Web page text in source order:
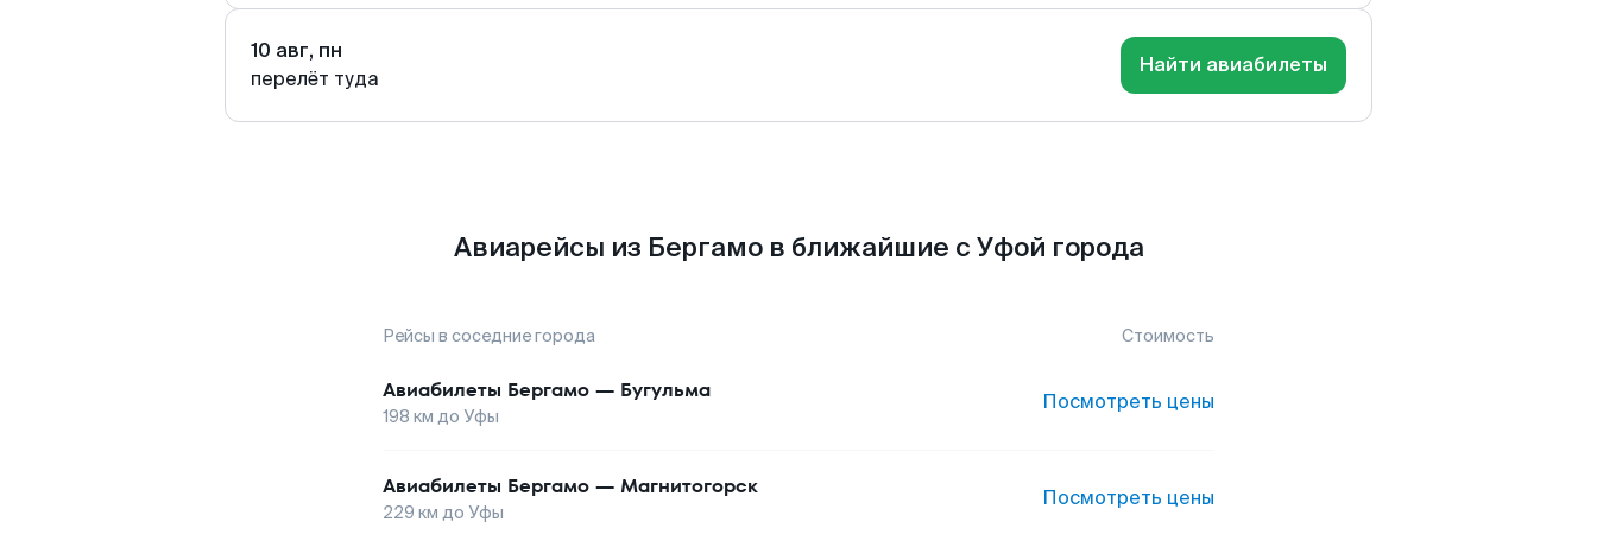
10 авг, пн
перелёт туда
Найти авиабилеты
Авиарейсы из Бергамо в ближайшие с Уфой города
Рейсы в соседние города Стоимость
Авиабилеты Бергамо — Бугульма
198 км до Уфы
Посмотреть цены
Авиабилеты Бергамо — Магнитогорск
229 км до Уфы
Посмотреть цены